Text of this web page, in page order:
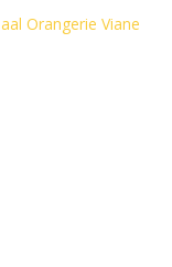
Orangerie Viane